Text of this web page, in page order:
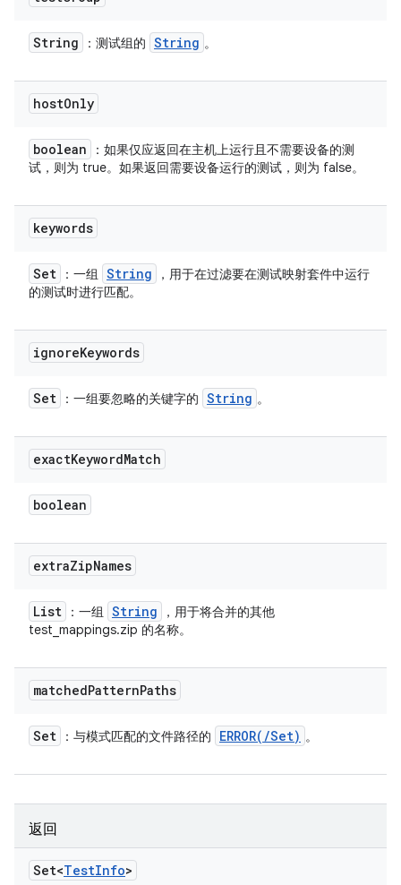
String ：测试组的 String 。
hostOnly
boolean
：如果仅应返回在主机上运行且不需要设备的测
试，则为 true。如果返回需要设备运行的测试，则为 false。
keywords
Set ：一组 String
，用于在过滤要在测试映射套件中运行
的测试时进行匹配。
ignoreKeywords
Set ：一组要忽略的关键字的 String 。
exactKeywordMatch
boolean
extraZipNames
List ：一组 String
，用于将合并的其他
test_mappings.zip 的名称。
matchedPatternPaths
Set ：与模式匹配的文件路径的 ERROR( /Set) 。
返回
Set<TestInfo>